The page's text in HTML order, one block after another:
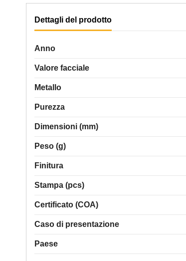
Dettagli del prodotto
Anno
Valore facciale
Metallo
Purezza
Dimensioni (mm)
Peso (g)
Finitura
Stampa (pcs)
Certificato (COA)
Caso di presentazione
Paese